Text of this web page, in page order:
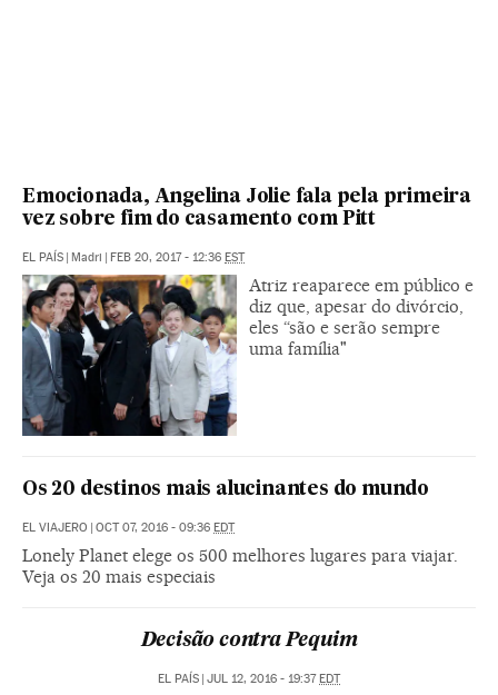
Emocionada, Angelina Jolie fala pela primeira
vez sobre fim do casamento com Pitt
EL PAÍS Madri FEB 20, 2017 - 12:36 EST
Atriz reaparece em público e
diz que, apesar do divórcio,
eles “são e serão sempre
uma família"
Os 20 destinos mais alucinantes do mundo
EL VIAJERO OCT 07, 2016 - 09:36 EDT
Lonely Planet elege os 500 melhores lugares para viajar.
Veja os 20 mais especiais
Decisão contra Pequim
EL PAÍS JUL 12, 2016 - 19:37 EDT